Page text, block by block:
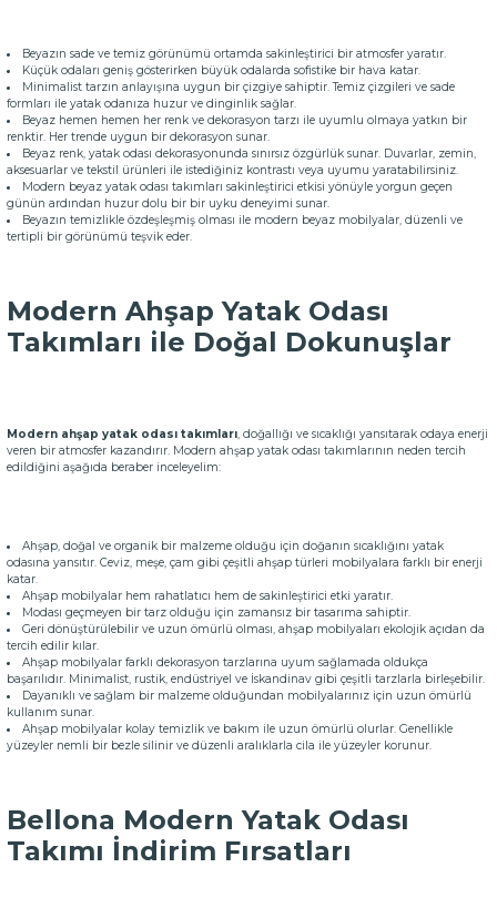
Beyazın sade ve temiz görünümü ortamda sakinleştirici bir atmosfer yaratır.
Küçük odaları geniş gösterirken büyük odalarda sofistike bir hava katar.
Minimalist tarzın anlayışına uygun bir çizgiye sahiptir. Temiz çizgileri ve sade
formları ile yatak odanıza huzur ve dinginlik sağlar.
Beyaz hemen hemen her renk ve dekorasyon tarzı ile uyumlu olmaya yatkın bir
renktir. Her trende uygun bir dekorasyon sunar.
Beyaz renk, yatak odası dekorasyonunda sınırsız özgürlük sunar. Duvarlar, zemin,
aksesuarlar ve tekstil ürünleri ile istediğiniz kontrastı veya uyumu yaratabilirsiniz.
Modern beyaz yatak odası takımları sakinleştirici etkisi yönüyle yorgun geçen
günün ardından huzur dolu bir bir uyku deneyimi sunar.
Beyazın temizlikle özdeşleşmiş olması ile modern beyaz mobilyalar, düzenli ve
tertipli bir görünümü teşvik eder.
Modern Ahşap Yatak Odası
Takımları ile Doğal Dokunuşlar
Modern ahşap yatak odası takımları, doğallığı ve sıcaklığı yansıtarak odaya enerji
veren bir atmosfer kazandırır. Modern ahşap yatak odası takımlarının neden tercih
edildiğini aşağıda beraber inceleyelim:
Ahşap, doğal ve organik bir malzeme olduğu için doğanın sıcaklığını yatak
odasına yansıtır. Ceviz, meşe, çam gibi çeşitli ahşap türleri mobilyalara farklı bir enerji
katar.
Ahşap mobilyalar hem rahatlatıcı hem de sakinleştirici etki yaratır.
Modası geçmeyen bir tarz olduğu için zamansız bir tasarıma sahiptir.
Geri dönüştürülebilir ve uzun ömürlü olması, ahşap mobilyaları ekolojik açıdan da
tercih edilir kılar.
Ahşap mobilyalar farklı dekorasyon tarzlarına uyum sağlamada oldukça
başarılıdır. Minimalist, rustik, endüstriyel ve İskandinav gibi çeşitli tarzlarla birleşebilir.
Dayanıklı ve sağlam bir malzeme olduğundan mobilyalarınız için uzun ömürlü
kullanım sunar.
Ahşap mobilyalar kolay temizlik ve bakım ile uzun ömürlü olurlar. Genellikle
yüzeyler nemli bir bezle silinir ve düzenli aralıklarla cila ile yüzeyler korunur.
Bellona Modern Yatak Odası
Takımı İndirim Fırsatları